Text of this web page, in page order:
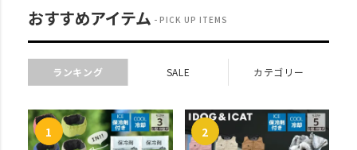
おすすめアイテム PICK UP ITEMS
ランキング SALE カテゴリー